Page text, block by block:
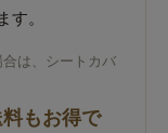
す。
は、シートカバ
もお得で